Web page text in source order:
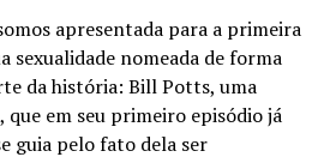
apresentada para a primeira
sexualidade nomeada de forma
da história: Bill Potts, uma
que em seu primeiro episódio já
guia pelo fato dela ser